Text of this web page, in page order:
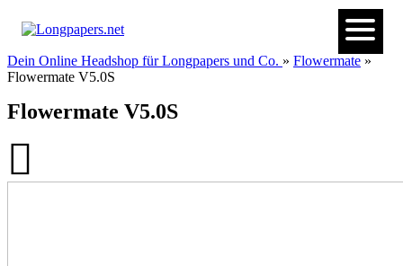
Dein Online Headshop für Longpapers und Co. » Flowermate »
Flowermate V5.0S
Flowermate V5.0S